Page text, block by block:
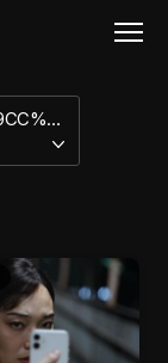
%uB2E8%uD3B8%uC73C%uB85C %uB9CC%uB098%uB294 %uADF8 %uBC30%uC6B0